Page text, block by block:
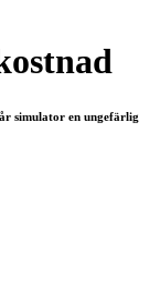
simulator en ungefärlig